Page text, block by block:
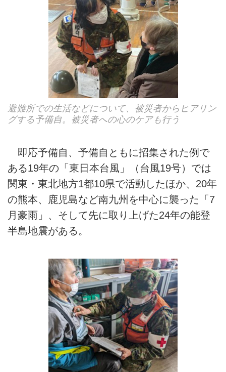
避難所での生活などについて、被災者からヒアリン
グする予備自。被災者への心のケアも行う
即応予備自、予備自ともに招集された例で
ある19年の「東日本台風」（台風19号）では
関東・東北地方1都10県で活動したほか、20年
の熊本、鹿児島など南九州を中心に襲った「7
月豪雨」、そして先に取り上げた24年の能登
半島地震がある。